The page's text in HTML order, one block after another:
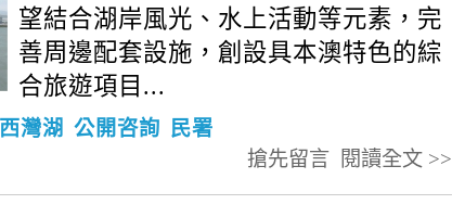
望結合湖岸風光、水上活動等元素，完
善周邊配套設施，創設具本澳特色的綜
合旅遊項目...
西灣湖 公開咨詢
民署
閱讀全文 >>
搶先留言